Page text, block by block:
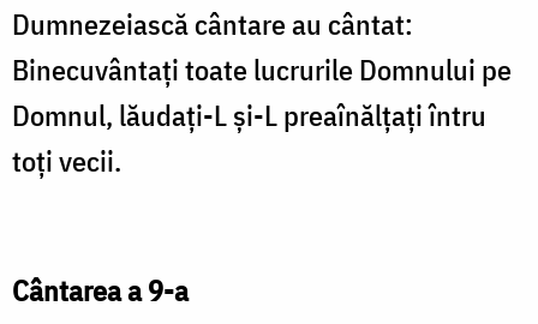
Dumnezeiască cântare au cântat:
Binecuvântaţi toate lucrurile Domnului pe
Domnul, lăudaţi-L şi-L preaînălţaţi întru
toţi vecii.
Cântarea a 9-a